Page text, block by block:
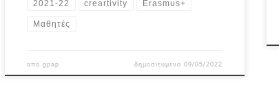
2021-22 creartivity Erasmus+
Μαθητές
απόgpap δημοσιευμένο 09/05/2022